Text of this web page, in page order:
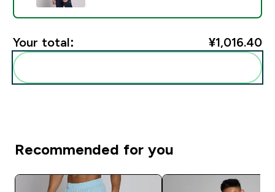
Your total: ¥1,016.40‎
Recommended for you